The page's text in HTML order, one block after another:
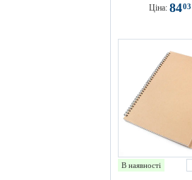
Ціна: 8403
В наявності